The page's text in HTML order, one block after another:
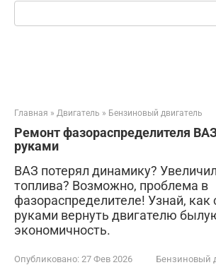
Поиск:
Главная » Двигатель » Бензиновый двигатель
Ремонт фазораспределителя
руками
ВАЗ потерял динамику?
топлива? Возможно, проблема в
фазораспределителе! Узнай, как
руками вернуть двигателю
экономичность.
Опубликовано: 27 Фев 2026
Бензиновый